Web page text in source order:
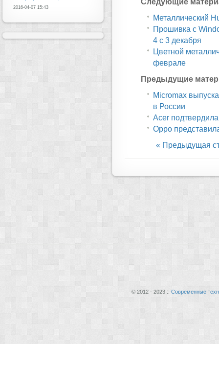
Металлический
Прошивка с
4 с 3 декабря
Цветной
феврале
Предыдущие
Micromax
в России
Acer
Oppo
« Предыдущая
2016-04-07 15:43
© 2012 - 2023 :: Современные